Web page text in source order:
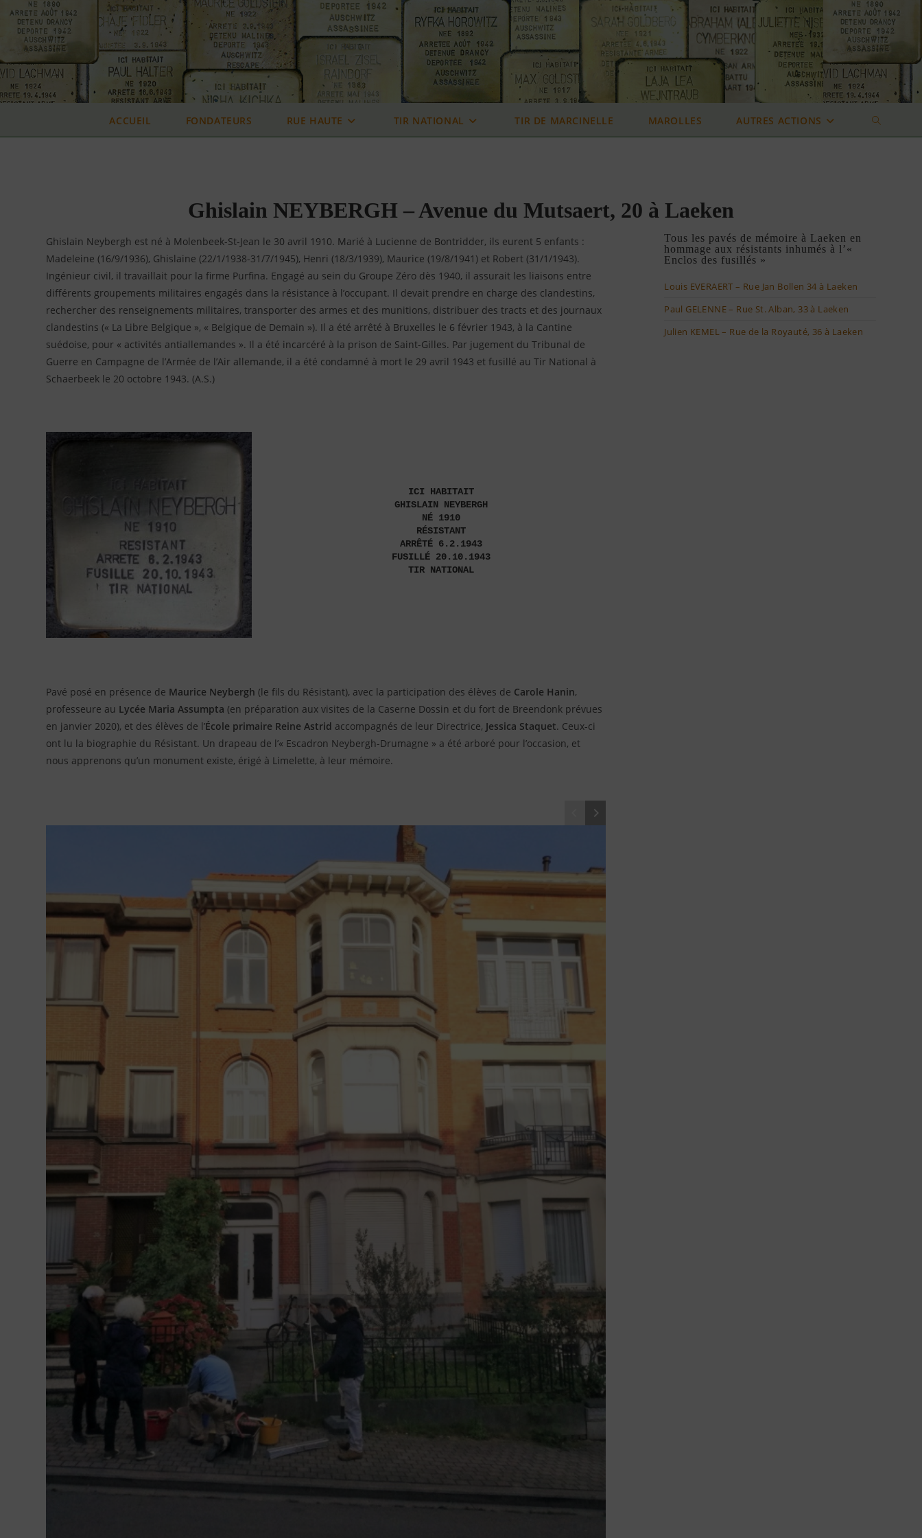
Skip
content
ACCUEIL FONDATEURS RUE HAUTE TIR NATIONAL TIR DE MARCINELLE MAROLLES AUTRES ACTIONS TOGGLE
Ghislain NEYBERGH – Avenue du Mutsaert, 20 à Laeken
Ghislain Neybergh est né à Molenbeek-St-Jean le 30 avril 1910. Marié à Lucienne de Bontridder, ils eurent 5 enfants :
Madeleine (16/9/1936), Ghislaine (22/1/1938-31/7/1945), Henri (18/3/1939), Maurice (19/8/1941) et Robert (31/1/1943).
Ingénieur civil, il travaillait pour la firme Purfina. Engagé au sein du Groupe Zéro dès 1940, il assurait les liaisons entre
différents groupements militaires engagés dans la résistance à l’occupant. Il devait prendre en charge des clandestins,
rechercher des renseignements militaires, transporter des armes et des munitions, distribuer des tracts et des journaux
clandestins (« La Libre Belgique », « Belgique de Demain »). Il a été arrêté à Bruxelles le 6 février 1943, à la Cantine
suédoise, pour « activités antiallemandes ». Il a été incarcéré à la prison de Saint-Gilles. Par jugement du Tribunal de
Guerre en Campagne de l’Armée de l’Air allemande, il a été condamné à mort le 29 avril 1943 et fusillé au Tir National à
Schaerbeek le 20 octobre 1943. (A.S.)
ICI HABITAIT
GHISLAIN NEYBERGH
NÉ 1910
RÉSISTANT
ARRÊTÉ 6.2.1943
FUSILLÉ 20.10.1943
TIR NATIONAL
Pavé posé en présence de Maurice Neybergh (le fils du Résistant), avec la participation des élèves de Carole Hanin,
professeure au Lycée Maria Assumpta (en préparation aux visites de la Caserne Dossin et du fort de Breendonk prévues
en janvier 2020), et des élèves de l’École primaire Reine Astrid accompagnés de leur Directrice, Jessica Staquet. Ceux-ci
ont lu la biographie du Résistant. Un drapeau de l’« Escadron Neybergh-Drumagne » a été arboré pour l’occasion, et
nous apprenons qu’un monument existe, érigé à Limelette, à leur mémoire.
Tous les pavés de mémoire à Laeken en
hommage aux résistants inhumés à l’«
Enclos des fusillés »
Louis EVERAERT – Rue Jan Bollen 34 à Laeken
Paul GELENNE – Rue St. Alban, 33 à Laeken
Julien KEMEL – Rue de la Royauté, 36 à Laeken